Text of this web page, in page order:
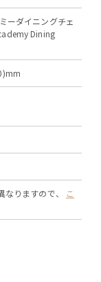
ーダイニングチェ
Dining
なりますので、
こ